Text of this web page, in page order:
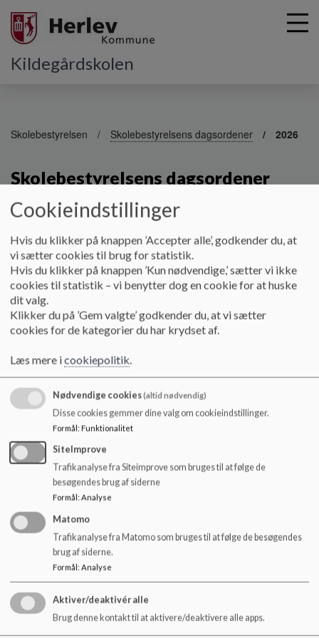
Kildegårdskolen
Skolebestyrelsen Skolebestyrelsens dagsordener 2026
Skolebestyrelsens dagsordener
2026
Dagsordner 2026
Dokumenter
Dagsorden Januar 2026
Dagsorden Februar 2026
Dagsorden Marts 2026
Dagsorden Maj 2026
Dagsorden April 2026
Dagsorden Juni 2026
Cookieindstillinger
Hvis du klikker på knappen ’Accepter alle’, godkender du, at
vi sætter cookies til brug for statistik.
Hvis du klikker på knappen ’Kun nødvendige,’ sætter vi ikke
cookies til statistik – vi benytter dog en cookie for at huske
dit valg.
Klikker du på ’Gem valgte’ godkender du, at vi sætter
cookies for de kategorier du har krydset af.
Læs mere icookiepolitik.
Nødvendige cookies(altid nødvendig)
Disse cookies gemmer dine valg om cookieindstillinger.
Formål: Funktionalitet
SiteImprove
Trafikanalyse fra Siteimprove som bruges til at følge de
besøgendes brug af siderne
Formål : Analyse
Matomo
Trafikanalyse fra Matomo som bruges til at følge de besøgendes
brug af siderne.
Formål: Analyse
Aktiver/deaktivér alle
Brug denne kontakt til at aktivere/deaktivere alle apps.